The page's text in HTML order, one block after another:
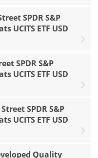
SPDR S&P
UCITS ETF USD
SPDR S&P
UCITS ETF USD
SPDR S&P
UCITS ETF USD
Quality